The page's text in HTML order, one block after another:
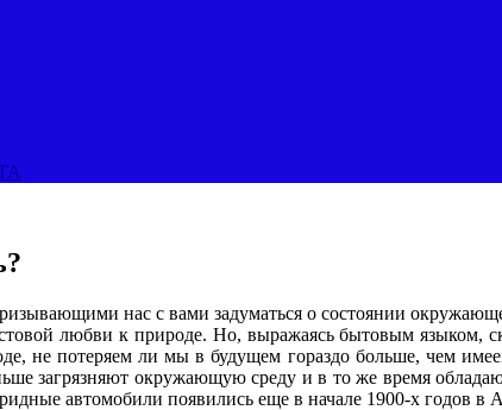
нас с вами задуматься о состоянии
любви к природе. Но, выражаясь бытовым языком,
не потеряем ли мы в будущем гораздо больше, чем
загрязняют окружающую среду и в то же время
автомобили появились еще в начале 1900-х годов в